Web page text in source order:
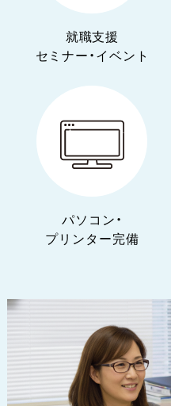
就職支援
セミナー・イベント
パソコン・
プリンター完備